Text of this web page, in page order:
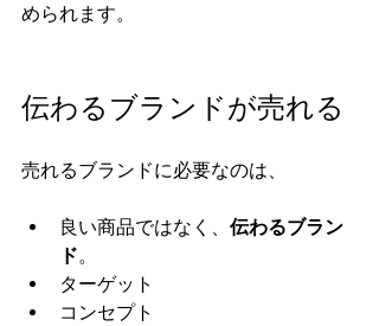
められます。
伝わるブランドが売れる
売れるブランドに必要なのは、
良い商品ではなく、 伝わるブラン
ド。
ターゲット
コンセプト